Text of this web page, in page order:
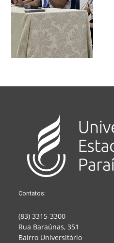
Contatos:
(83) 3315-3300
Rua Baraúnas, 351
Bairro Universitário